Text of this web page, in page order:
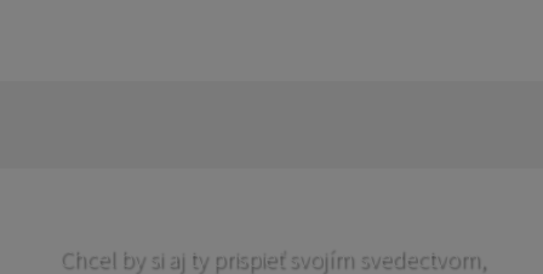
Chcel by si aj ty prispieť svojím svedectvom,